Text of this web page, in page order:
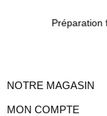
Préparation
NOTRE MAGASIN
MON COMPTE